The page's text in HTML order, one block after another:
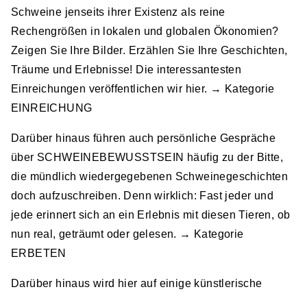
Schweine jenseits ihrer Existenz als reine
Rechengrößen in lokalen und globalen Ökonomien?
Zeigen Sie Ihre Bilder. Erzählen Sie Ihre Geschichten,
Träume und Erlebnisse! Die interessantesten
Einreichungen veröffentlichen wir hier. → Kategorie
EINREICHUNG
Darüber hinaus führen auch persönliche Gespräche
über SCHWEINEBEWUSSTSEIN häufig zu der Bitte,
die mündlich wiedergegebenen Schweinegeschichten
doch aufzuschreiben. Denn wirklich: Fast jeder und
jede erinnert sich an ein Erlebnis mit diesen Tieren, ob
nun real, geträumt oder gelesen. → Kategorie
ERBETEN
Darüber hinaus wird hier auf einige künstlerische